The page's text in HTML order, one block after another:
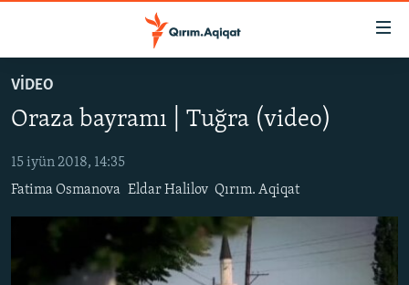
Esas
mündericege
qaytmaq
navigatsiyağa
qaytmaq
SİYASET
İQTİSADİYAT
CEMİYET
İNSAN AQLARI
VİDEO
Oraza bayramı | Tuğra (video)
15 iyün 2018, 14:35
Fatima Osmanova Eldar Halilov Qırım. Aqiqat